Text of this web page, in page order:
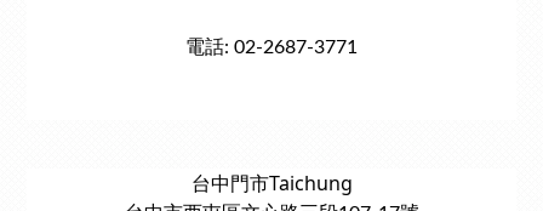
電話: 02-2687-3771
台中門市Taichung